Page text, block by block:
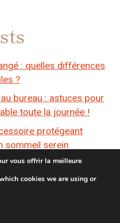
: quelles différences
?
bureau : astuces pour
toute la journée !
protégeant
sommeil serein
chaleur dans son
des mouches
vous offrir la meilleure
cookies we are using or